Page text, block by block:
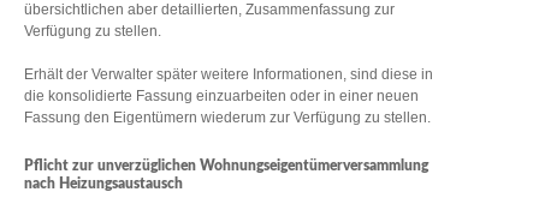
übersichtlichen aber detaillierten, Zusammenfassung zur
Verfügung zu stellen.
Erhält der Verwalter später weitere Informationen, sind diese in
die konsolidierte Fassung einzuarbeiten oder in einer neuen
Fassung den Eigentümern wiederum zur Verfügung zu stellen.
Pflicht zur unverzüglichen Wohnungseigentümerversammlung
nach Heizungsaustausch